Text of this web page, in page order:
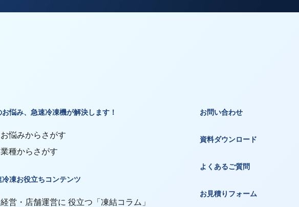
お悩み、急速冷凍機が解決します！
お悩みからさがす
業種からさがす
冷凍お役立ちコンテンツ
経営・店舗運営に 役立つ「凍結コラム」
お問い合わせ
資料ダウンロード
よくあるご質問
お見積りフォーム